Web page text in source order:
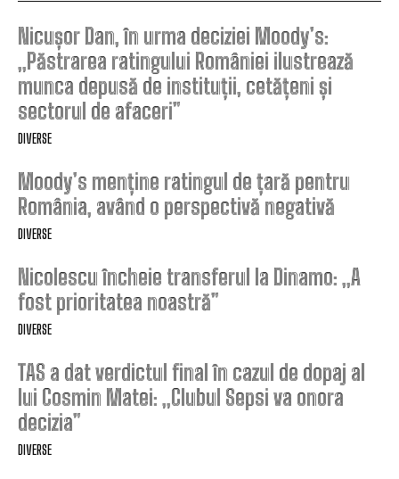
Nicușor Dan, în urma deciziei Moody’s:
„Păstrarea ratingului României ilustrează
munca depusă de instituții, cetățeni și
sectorul de afaceri”
DIVERSE
Moody’s menține ratingul de țară pentru
România, având o perspectivă negativă
DIVERSE
Nicolescu încheie transferul la Dinamo: „A
fost prioritatea noastră”
DIVERSE
TAS a dat verdictul final în cazul de dopaj al
lui Cosmin Matei: „Clubul Sepsi va onora
decizia”
DIVERSE